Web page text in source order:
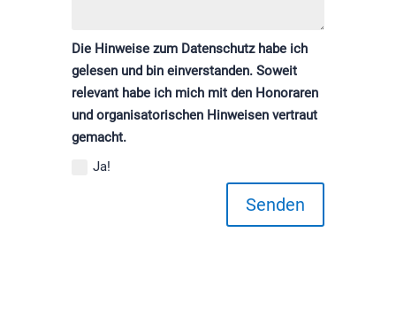
Die Hinweise zum Datenschutz habe ich
gelesen und bin einverstanden. Soweit
relevant habe ich mich mit den Honoraren
und organisatorischen Hinweisen vertraut
gemacht.
Ja!
Senden